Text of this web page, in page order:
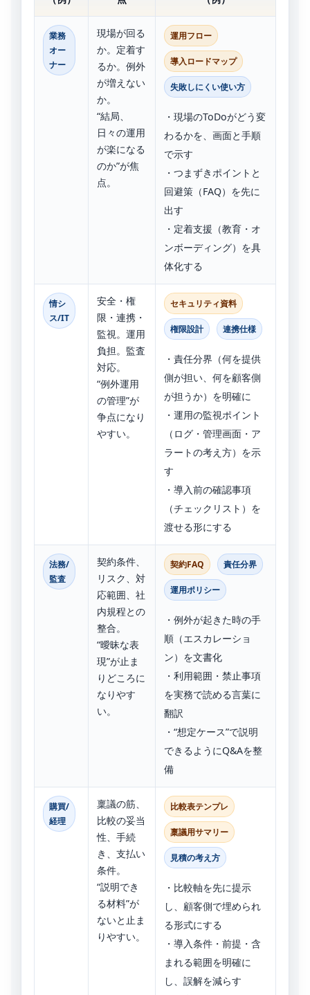
業務
オー
ナー
現場が回る
か。定着す
るか。例外
が増えない
か。
“結局、
日々の運用
が楽になる
のか”が焦
点。
運用フロー
導入ロードマップ
失敗しにくい使い方
・現場のToDoがどう変
わるかを、画面と手順
で示す
・つまずきポイントと
回避策（FAQ）を先に
出す
・定着支援（教育・オ
ンボーディング）を具
体化する
情シ
ス/IT
安全・権
限・連携・
監視。運用
負担。監査
対応。
“例外運用
の管理”が
争点になり
やすい。
セキュリティ資料
権限設計 連携仕様
・責任分界（何を提供
側が担い、何を顧客側
が担うか）を明確に
・運用の監視ポイント
（ログ・管理画面・ア
ラートの考え方）を示
す
・導入前の確認事項
（チェックリスト）を
渡せる形にする
法務/
監査
契約条件、
リスク、対
応範囲、社
内規程との
整合。
“曖昧な表
現”が止ま
りどころに
なりやす
い。
契約FAQ 責任分界
運用ポリシー
・例外が起きた時の手
順（エスカレーショ
ン）を文書化
・利用範囲・禁止事項
を実務で読める言葉に
翻訳
・“想定ケース”で説明
できるようにQ&Aを整
備
購買/
経理
稟議の筋、
比較の妥当
性、手続
き、支払い
条件。
“説明でき
る材料”が
ないと止ま
りやすい。
比較表テンプレ
稟議用サマリー
見積の考え方
・比較軸を先に提示
し、顧客側で埋められ
る形式にする
・導入条件・前提・含
まれる範囲を明確に
し、誤解を減らす